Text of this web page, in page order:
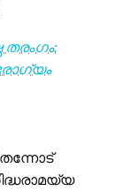
തരംഗം: